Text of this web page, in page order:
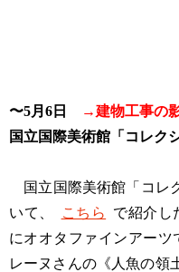
〜5月6日
→建物工事の
国立国際美術館「コレ
国立国際美術館「コ
いて、
こちら
で紹介し
にオオタファインアーツ
レーヌさんの《人魚の領